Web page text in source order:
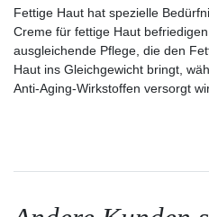
Fettige Haut hat spezielle
Creme für fettige Haut
ausgleichende Pflege, die den
Haut ins Gleichgewicht bringt,
Anti-Aging-Wirkstoffen versorgt